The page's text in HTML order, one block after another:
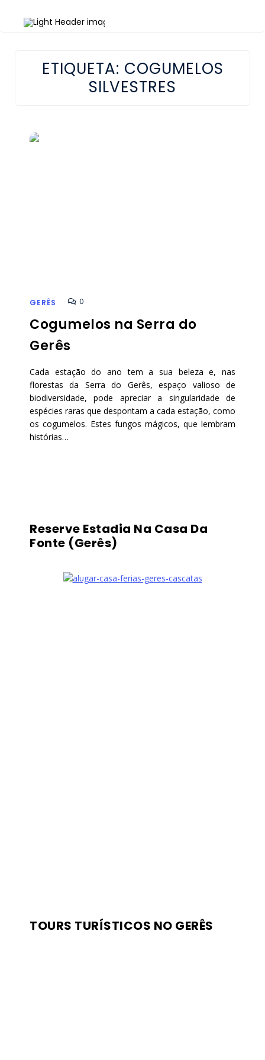
ETIQUETA: COGUMELOS
SILVESTRES
GERÊS 0
Cogumelos na Serra do
Gerês
Cada estação do ano tem a sua beleza e, nas
florestas da Serra do Gerês, espaço valioso de
biodiversidade, pode apreciar a singularidade de
espécies raras que despontam a cada estação, como
os cogumelos. Estes fungos mágicos, que lembram
histórias…
Reserve Estadia Na Casa Da
Fonte (Gerês)
TOURS TURÍSTICOS NO GERÊS